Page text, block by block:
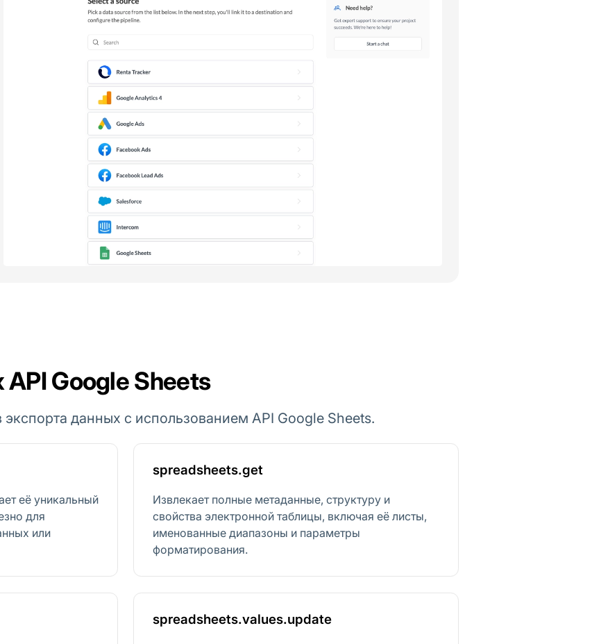
Google Sheets
данных с использованием API Google Sheets.
её уникальный
для
или
spreadsheets.get
Извлекает полные метаданные, структуру и
свойства электронной таблицы, включая её листы,
именованные диапазоны и параметры
форматирования.
spreadsheets.values.update